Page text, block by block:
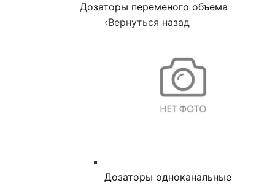
Дозаторы переменого объема
‹Вернуться назад
Дозаторы одноканальные